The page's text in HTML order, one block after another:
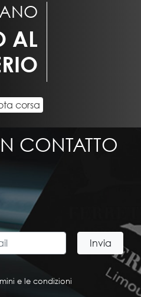
AL
corsa
CONTATTO
e le condizioni